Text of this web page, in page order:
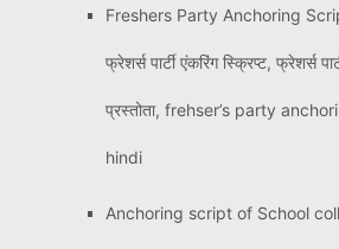
Freshers Party Anchoring
फ्रेशर्स पार्टी एंकरिंग स्क्रिप्ट, फ्रेशर्स
प्रस्तोता, frehser’s party
hindi
Anchoring script of School